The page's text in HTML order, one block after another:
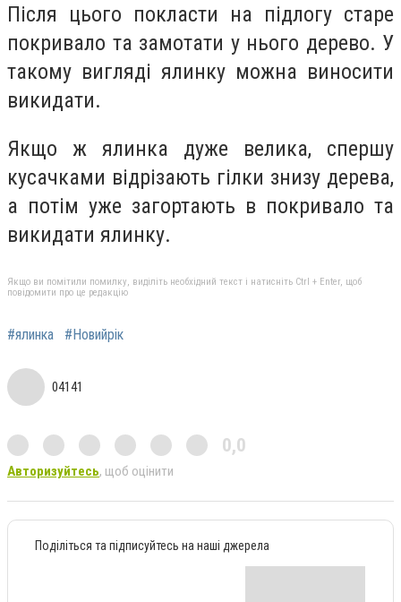
Після цього покласти на підлогу старе
покривало та замотати у нього дерево. У
такому вигляді ялинку можна виносити
викидати.
Якщо ж ялинка дуже велика, спершу
кусачками відрізають гілки знизу дерева,
а потім уже загортають в покривало та
викидати ялинку.
Якщо ви помітили помилку, виділіть необхідний текст і натисніть Ctrl + Enter, щоб
повідомити про це редакцію
#ялинка #Новийрік
04141
0,0
Авторизуйтесь, щоб оцінити
Поділіться та підписуйтесь на наші джерела